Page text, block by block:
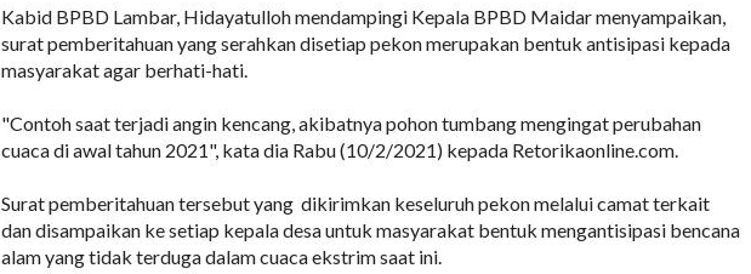
Kabid BPBD Lambar, Hidayatulloh mendampingi Kepala BPBD Maidar menyampaikan,
surat pemberitahuan yang serahkan disetiap pekon merupakan bentuk antisipasi kepada
masyarakat agar berhati-hati.
"Contoh saat terjadi angin kencang, akibatnya pohon tumbang mengingat perubahan
cuaca di awal tahun 2021", kata dia Rabu (10/2/2021) kepada Retorikaonline.com.
Surat pemberitahuan tersebut yang dikirimkan keseluruh pekon melalui camat terkait
dan disampaikan ke setiap kepala desa untuk masyarakat bentuk mengantisipasi bencana
alam yang tidak terduga dalam cuaca ekstrim saat ini.